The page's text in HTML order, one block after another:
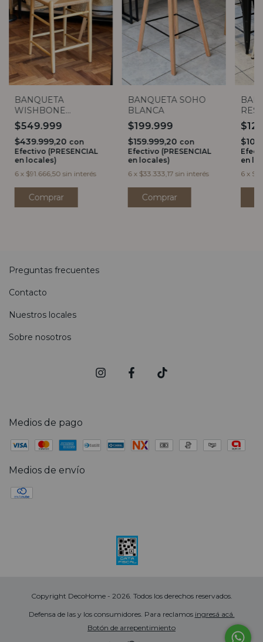
BANQUETA
WISHBONE
NATURAL
$549.999
$439.999,20 con
Efectivo (PRESENCIAL
en locales)
6 x $91.666,50 sin interés
BANQUETA SOHO
BLANCA
$199.999
$159.999,20 con
Efectivo (PRESENCIAL
en locales)
6 x $33.333,17 sin interés
en
6 x
Preguntas frecuentes
Contacto
Nuestros locales
Sobre nosotros
Medios de pago
Medios de envío
Copyright DecoHome - 2026. Todos los derechos reservados.
Defensa de las y los consumidores. Para reclamos ingresá acá.
Botón de arrepentimiento